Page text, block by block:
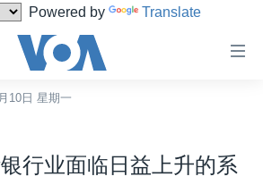
Powered by Translate
10日 星期一
行业面临日益上升的系